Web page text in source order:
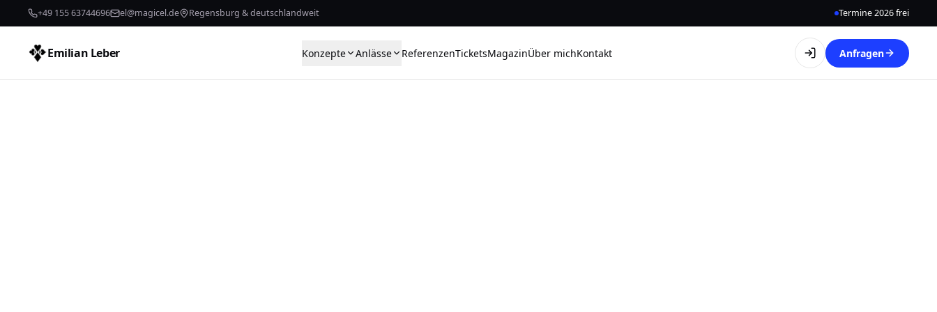
+49 155 63744696 el@magicel.de Regensburg & deutschlandweit Termine 2026 frei
Emilian Leber Konzepte Anlässe ReferenzenTicketsMagazinÜber michKontakt Anfragen